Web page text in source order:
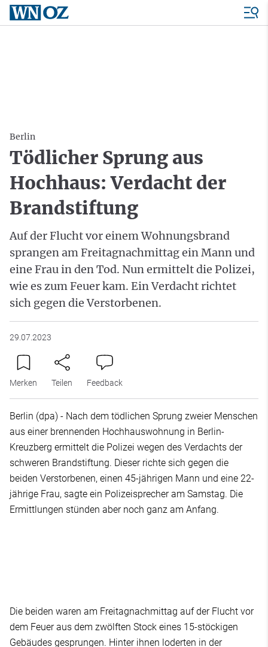
Berlin
Tödlicher Sprung aus
Hochhaus: Verdacht der
Brandstiftung
Auf der Flucht vor einem Wohnungsbrand
sprangen am Freitagnachmittag ein Mann und
eine Frau in den Tod. Nun ermittelt die Polizei,
wie es zum Feuer kam. Ein Verdacht richtet
sich gegen die Verstorbenen.
29.07.2023
Merken Teilen Feedback
Berlin (dpa) - Nach dem tödlichen Sprung zweier Menschen
aus einer brennenden Hochhauswohnung in Berlin-
Kreuzberg ermittelt die Polizei wegen des Verdachts der
schweren Brandstiftung. Dieser richte sich gegen die
beiden Verstorbenen, einen 45-jährigen Mann und eine 22-
jährige Frau, sagte ein Polizeisprecher am Samstag. Die
Ermittlungen stünden aber noch ganz am Anfang.
Die beiden waren am Freitagnachmittag auf der Flucht vor
dem Feuer aus dem zwölften Stock eines 15-stöckigen
Gebäudes gesprungen. Hinter ihnen loderten in der